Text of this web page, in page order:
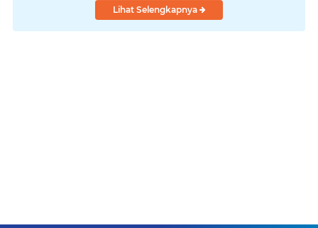
Lihat Selengkapnya